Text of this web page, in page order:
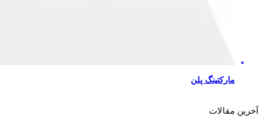
مارکتینگ پلن
آخرین مقالات